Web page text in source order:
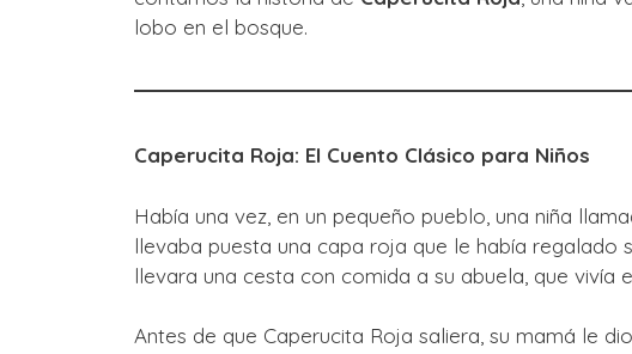
lobo en el bosque.
Caperucita Roja: El Cuento Clásico para Niños
Había una vez, en un pequeño pueblo, una niña
llevaba puesta una capa roja que le había regalado
llevara una cesta con comida a su abuela, que vivía
Antes de que Caperucita Roja saliera, su mamá le